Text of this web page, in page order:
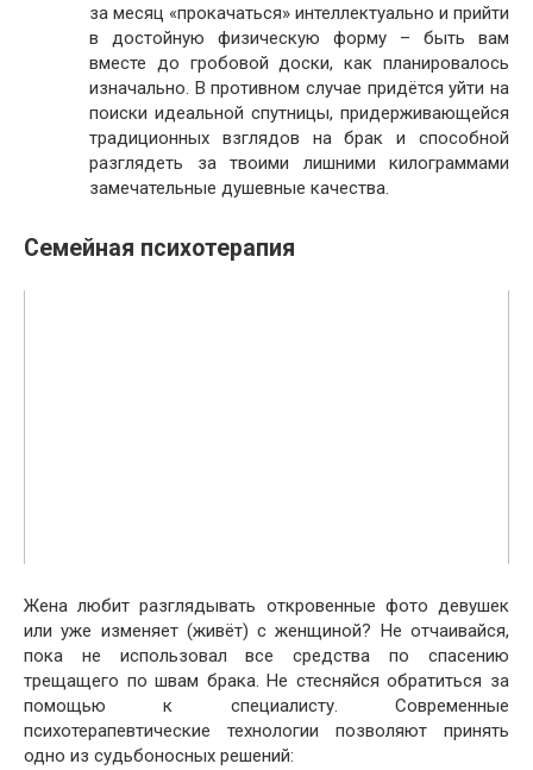
за месяц «прокачаться» интеллектуально и прийти
в достойную физическую форму – быть вам
вместе до гробовой доски, как планировалось
изначально. В противном случае придётся уйти на
поиски идеальной спутницы, придерживающейся
традиционных взглядов на брак и способной
разглядеть за твоими лишними килограммами
замечательные душевные качества.
Семейная психотерапия
Жена любит разглядывать откровенные фото девушек
или уже изменяет (живёт) с женщиной? Не отчаивайся,
пока не использовал все средства по спасению
трещащего по швам брака. Не стесняйся обратиться за
помощью к специалисту. Современные
психотерапевтические технологии позволяют принять
одно из судьбоносных решений: